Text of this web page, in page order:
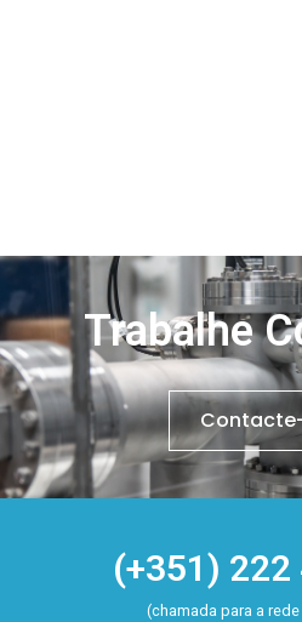
Trabalhe
(+351) 222
(chamada para a